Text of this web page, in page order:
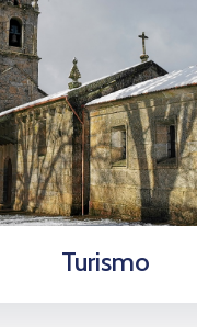
Turismo